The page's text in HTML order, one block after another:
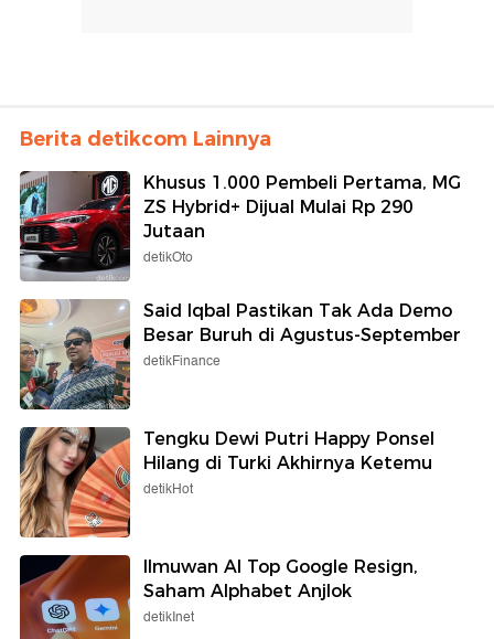
Berita detikcom Lainnya
Khusus 1.000 Pembeli Pertama, MG
ZS Hybrid+ Dijual Mulai Rp 290
Jutaan
detikOto
Said Iqbal Pastikan Tak Ada Demo
Besar Buruh di Agustus-September
detikFinance
Tengku Dewi Putri Happy Ponsel
Hilang di Turki Akhirnya Ketemu
detikHot
Ilmuwan AI Top Google Resign,
Saham Alphabet Anjlok
detikInet